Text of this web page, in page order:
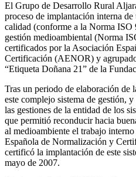
El Grupo de Desarrollo Rural
proceso de implantación interna de
calidad (conforme a la Norma ISO
gestión medioambiental (Norma
certificados por la Asociación
Certificación (AENOR) y
“Etiqueta Doñana 21” de la
Tras un periodo de elaboración de
este complejo sistema de gestión,
las gestiones de la entidad de los
que permitió reconducir hacia
al medioambiente el trabajo
Española de Normalización y
certificó la implantación de este
mayo de 2007.